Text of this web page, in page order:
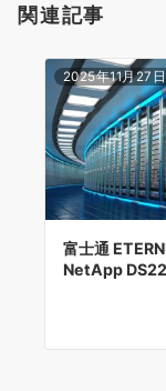
ン
関連記事
2025年11月27日
富士通
NetApp